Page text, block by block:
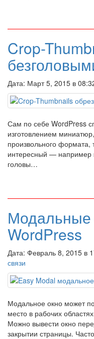
Crop-
Дата: Март 5, 2015 в
Сам по себе WordPress
изготовлением
произвольного формата,
интересный — например
головы…
Модальные
WordPress
Дата: Февраль 8, 2015 в
связи
Модальное окно может
место в рабочих
Можно вывести окно
закрытии страницы.